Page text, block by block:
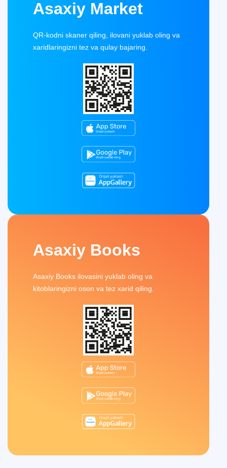
Asaxiy Market
QR-kodni skaner qiling, ilovani yuklab oling va
xaridlaringizni tez va qulay bajaring.
Asaxiy Books
Asaxiy Books ilovasini yuklab oling va
kitoblaringizni oson va tez xarid qiling.